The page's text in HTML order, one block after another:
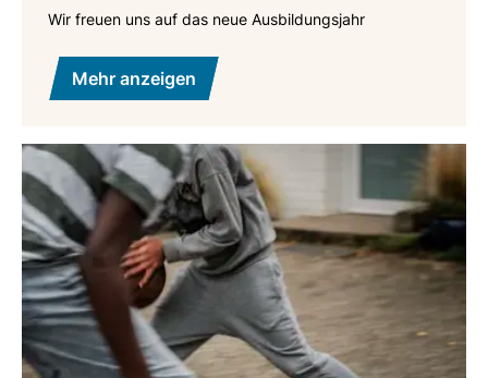
Wir freuen uns auf das neue Ausbildungsjahr
Mehr anzeigen